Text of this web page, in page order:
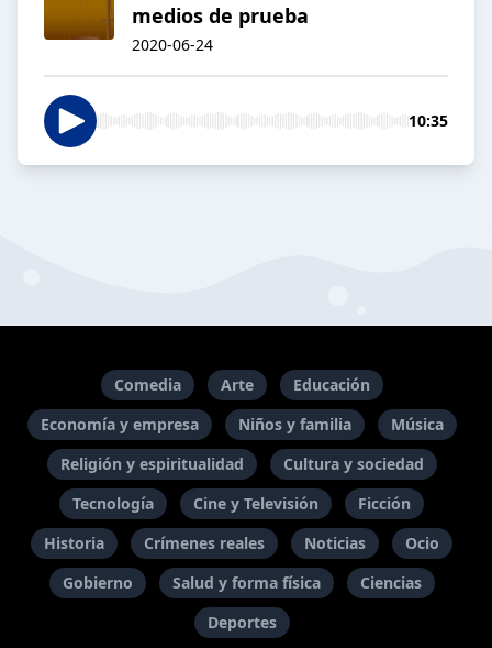
medios de prueba
2020-06-24
10:35
Comedia Arte
Educación
Economía y empresa
Niños y familia
Música
Religión y espiritualidad
Cultura y sociedad
Tecnología
Cine y Televisión
Ficción
Historia
Crímenes reales Noticias
Ocio
Gobierno
Salud y forma física
Ciencias
Deportes